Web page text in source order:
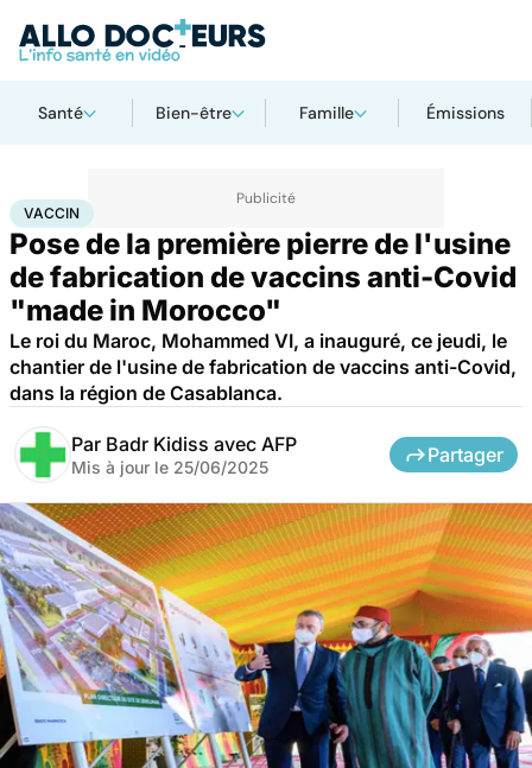
Santé Bien-être Famille Émissions
AccueilSanté Vaccin
VACCIN
Pose de la première pierre de l'usine
de fabrication de vaccins anti-Covid
"made in Morocco"
Le roi du Maroc, Mohammed VI, a inauguré, ce jeudi, le
chantier de l'usine de fabrication de vaccins anti-Covid,
dans la région de Casablanca.
Par Badr Kidiss avec AFP
Mis à jour le 25/06/2025
Partager